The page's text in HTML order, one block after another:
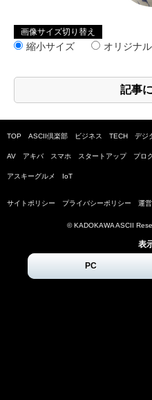
画像サイズ切り替え
縮小サイズ オリジナ
記事
TOP ASCII倶楽部 ビジネス TECH デジ
AV アキバ スマホ スタートアップ プロ
アスキーグルメ IoT
サイトポリシー プライバシーポリシー 運
© KADOKAWA ASCII
表
PC